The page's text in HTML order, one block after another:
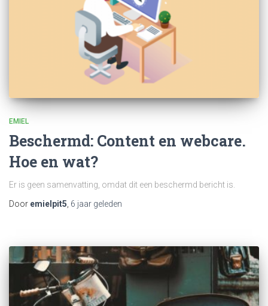
EMIEL
Beschermd: Content en webcare.
Hoe en wat?
Er is geen samenvatting, omdat dit een beschermd bericht is.
Door emielpit5 6 jaar geleden